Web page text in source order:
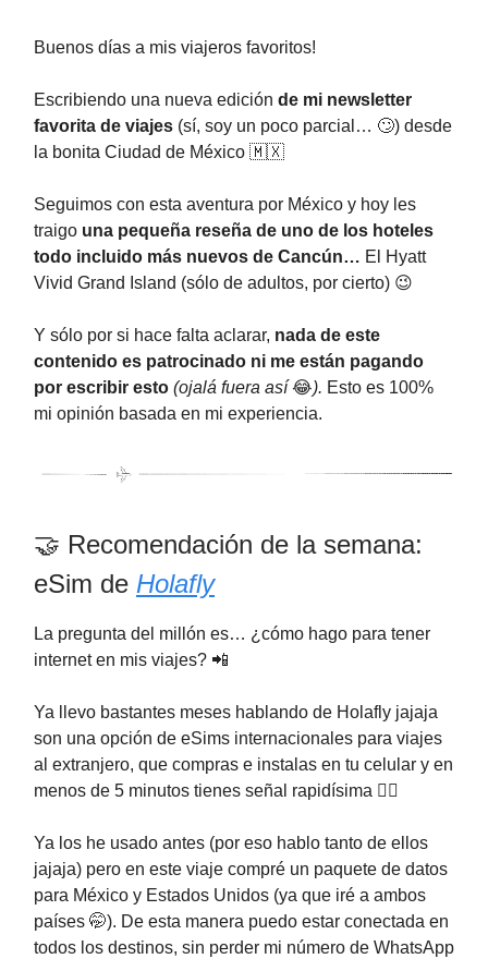
Buenos días a mis viajeros favoritos!
Escribiendo una nueva edición de mi newsletter
favorita de viajes (sí, soy un poco parcial… 🙄) desde
la bonita Ciudad de México 🇲🇽
Seguimos con esta aventura por México y hoy les
traigo una pequeña reseña de uno de los hoteles
todo incluido más nuevos de Cancún… El Hyatt
Vivid Grand Island (sólo de adultos, por cierto) 😉
Y sólo por si hace falta aclarar, nada de este
contenido es patrocinado ni me están pagando
por escribir esto (ojalá fuera así😂). Esto es 100%
mi opinión basada en mi experiencia.
🤝 Recomendación de la semana:
eSim de Holafly
La pregunta del millón es… ¿cómo hago para tener
internet en mis viajes? 📲
Ya llevo bastantes meses hablando de Holafly jajaja
son una opción de eSims internacionales para viajes
al extranjero, que compras e instalas en tu celular y en
menos de 5 minutos tienes señal rapidísima 🏃‍♀️
Ya los he usado antes (por eso hablo tanto de ellos
jajaja) pero en este viaje compré un paquete de datos
para México y Estados Unidos (ya que iré a ambos
países 🤭). De esta manera puedo estar conectada en
todos los destinos, sin perder mi número de WhatsApp